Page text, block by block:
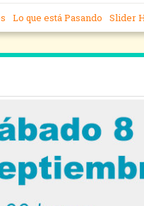
Lo que está Pasando Slider